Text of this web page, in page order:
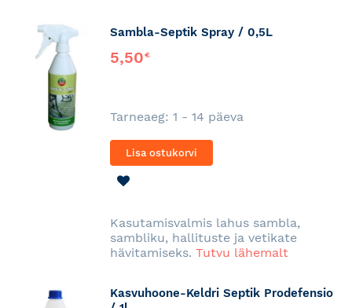
Sambla-Septik Spray / 0,5L
5,50€
Tarneaeg: 1 - 14 päeva
Lisa ostukorvi
Kasutamisvalmis lahus sambla,
sambliku, hallituste ja vetikate
hävitamiseks. Tutvu lähemalt
Kasvuhoone-Keldri Septik Prodefensio